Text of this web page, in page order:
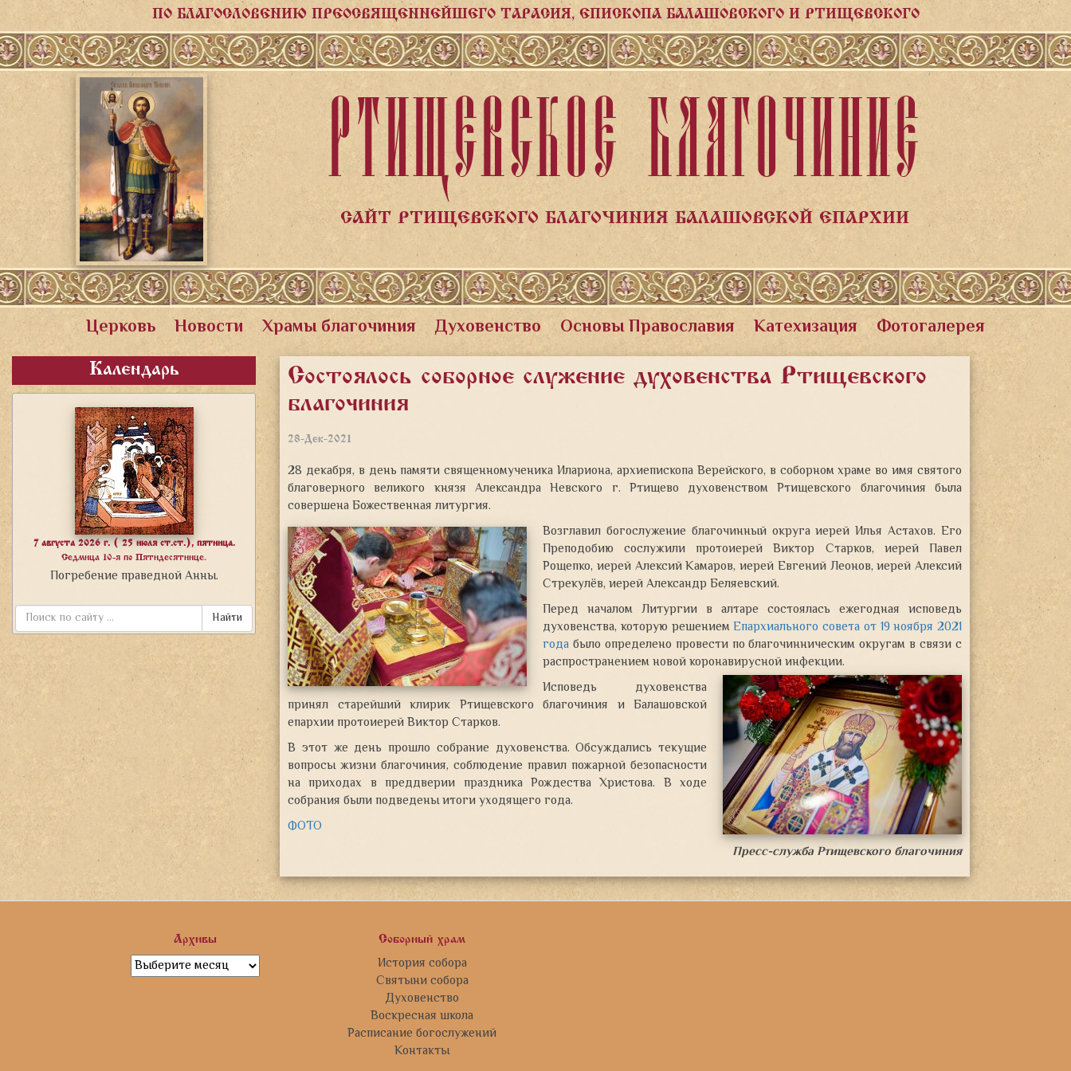
ПО БЛАГОСЛОВЕНИЮ ПРЕОСВЯЩЕННЕЙШЕГО ТАРАСИЯ, ЕПИСКОПА БАЛАШОВСКОГО И РТИЩЕВСКОГО
РТИЩЕВСКОЕ БЛАГОЧИНИЕ
САЙТ РТИЩЕВСКОГО БЛАГОЧИНИЯ БАЛАШОВСКОЙ ЕПАРХИИ
Церковь Новости Храмы благочиния Духовенство Основы Православия Катехизация Фотогалерея
Календарь
7 августа 2026 г. ( 25 июля ст.ст.), пятница.
Седмица 10-я по Пятидесятнице.
Погребение праведной Анны.
Найти
Состоялось соборное служение духовенства Ртищевского
благочиния
28-Дек-2021
28 декабря, в день памяти священномученика Илариона, архиепископа Верейского, в соборном храме во имя святого
благоверного великого князя Александра Невского г. Ртищево духовенством Ртищевского благочиния была
совершена Божественная литургия.
Возглавил богослужение благочинный округа иерей Илья Астахов. Его
Преподобию сослужили протоиерей Виктор Старков, иерей Павел
Рощепко, иерей Алексий Камаров, иерей Евгений Леонов, иерей Алексий
Стрекулёв, иерей Александр Беляевский.
Перед началом Литургии в алтаре состоялась ежегодная исповедь
духовенства, которую решениемЕпархиального совета от 19 ноября 2021
года было определено провести по благочинническим округам в связи с
распространением новой коронавирусной инфекции.
Исповедь духовенства
принял старейший клирик Ртищевского благочиния и Балашовской
епархии протоиерей Виктор Старков.
В этот же день прошло собрание духовенства. Обсуждались текущие
вопросы жизни благочиния, соблюдение правил пожарной безопасности
на приходах в преддверии праздника Рождества Христова. В ходе
собрания были подведены итоги уходящего года.
ФОТО
Пресс-служба Ртищевского благочиния
Архивы
Архивы
Соборный храм
История собора
Святыни собора
Духовенство
Воскресная школа
Расписание богослужений
Контакты